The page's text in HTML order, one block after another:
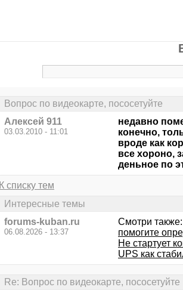
Вопрос по видеокарте, пососетуйте
Алексей 911
03.03.2010 - 11:01
недавно
конечно,
вроде как
все хороно,
деньное по
К списку тем
Интересные темы
forums-kuban.ru
06.08.2026 - 13:37
Смотри также:
помогите
Не стартует
UPS как
Re: Вопрос по видеокарте, пососетуйте